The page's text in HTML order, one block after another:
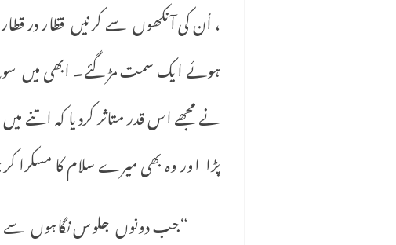
، اُن کی آنکھوں سے کرنیں قظار در
ہوئے ایک سمت مڑ گئے۔ ابھی میں
نے مجھے اس قدر متاثر کردیا کہ
پڑا اور وہ بھی میرے سلام کا مسکرا
“جب دونوں جلوس نگاہوں سے